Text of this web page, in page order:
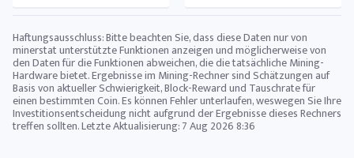
Haftungsausschluss: Bitte beachten Sie, dass diese Daten nur von
minerstat unterstützte Funktionen anzeigen und möglicherweise von
den Daten für die Funktionen abweichen, die die tatsächliche Mining-
Hardware bietet. Ergebnisse im Mining-Rechner sind Schätzungen auf
Basis von aktueller Schwierigkeit, Block-Reward und Tauschrate für
einen bestimmten Coin. Es können Fehler unterlaufen, weswegen Sie Ihre
Investitionsentscheidung nicht aufgrund der Ergebnisse dieses Rechners
treffen sollten. Letzte Aktualisierung:7 Aug 2026 8:36